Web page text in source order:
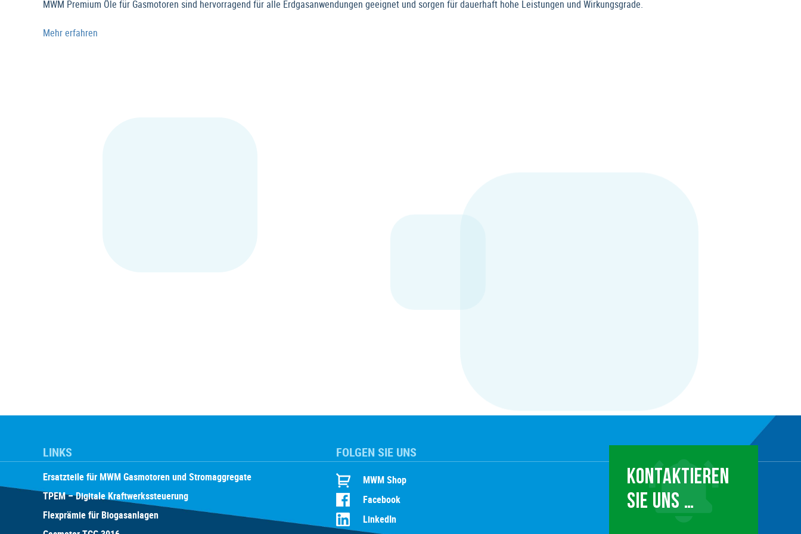
MWM Premium Öle für Gasmotoren sind hervorragend für alle Erdgasanwendungen geeignet und sorgen für dauerhaft hohe Leistungen und Wirkungsgrade.
Mehr erfahren
LINKS
Ersatzteile für MWM Gasmotoren und Stromaggregate
TPEM – Digitale Kraftwerkssteuerung
Flexprämie für Biogasanlagen
FOLGEN SIE UNS
MWM Shop
Facebook
LinkedIn
KONTAKTIEREN
SIE UNS …